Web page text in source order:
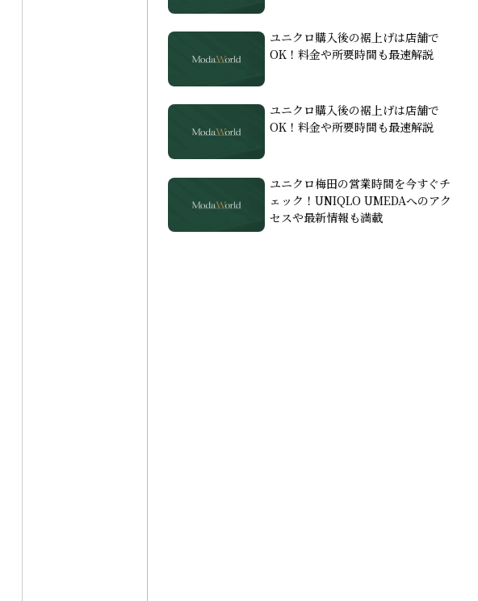
ユニクロ購入後の裾上げは店舗で
OK！料金や所要時間も最速解説
ユニクロ購入後の裾上げは店舗で
OK！料金や所要時間も最速解説
ユニクロ梅田の営業時間を今すぐチ
ェック！UNIQLO UMEDAへのアク
セスや最新情報も満載